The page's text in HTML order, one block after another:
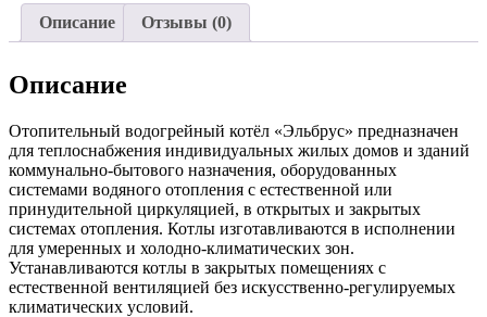
Описание Отзывы (0)
Описание
Отопительный водогрейный котёл «Эльбрус» предназначен
для теплоснабжения индивидуальных жилых домов и зданий
коммунально-бытового назначения, оборудованных
системами водяного отопления с естественной или
принудительной циркуляцией, в открытых и закрытых
системах отопления. Котлы изготавливаются в исполнении
для умеренных и холодно-климатических зон.
Устанавливаются котлы в закрытых помещениях с
естественной вентиляцией без искусственно-регулируемых
климатических условий.